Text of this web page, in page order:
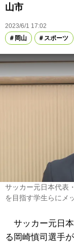
山市
2023/6/1 17:02
岡山
スポーツ
サッカー元日本代表
を目指す学生らに
サッカー元日
る岡崎慎司選手